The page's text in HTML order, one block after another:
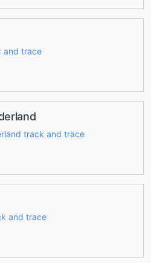
and trace
track and trace
and trace